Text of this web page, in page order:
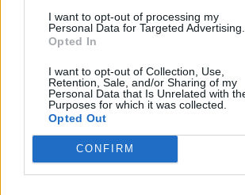
I want to opt-out of processing my
Personal Data for Targeted Advertising.
Opted In
I want to opt-out of Collection, Use,
Retention, Sale, and/or Sharing of my
Personal Data that Is Unrelated with
Purposes for which it was collected.
Opted Out
CONFIRM
Médiatér
Liget
Krónika
Bihari Napló
Erdélyi Napló
Főtér